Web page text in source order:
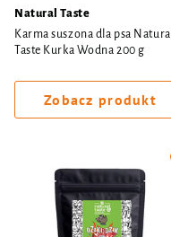
Natural Taste
Karma suszona dla psa Natural
Taste Kurka Wodna 200 g
Zobacz produkt